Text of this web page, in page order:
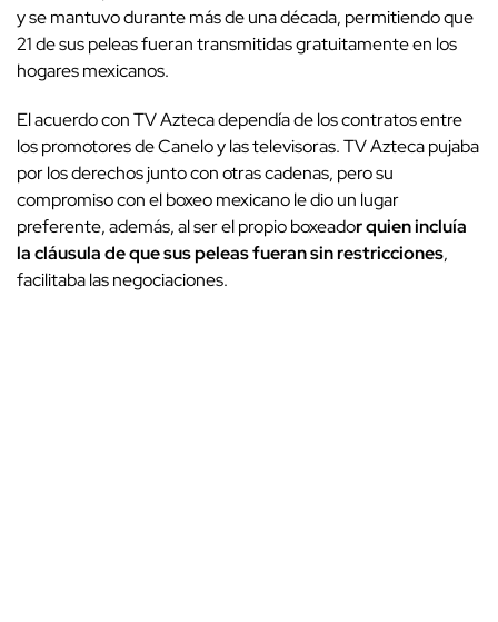
y se mantuvo durante más de una década, permitiendo que
21 de sus peleas fueran transmitidas gratuitamente en los
hogares mexicanos.
El acuerdo con TV Azteca dependía de los contratos entre
los promotores de Canelo y las televisoras. TV Azteca pujaba
por los derechos junto con otras cadenas, pero su
compromiso con el boxeo mexicano le dio un lugar
preferente, además, al ser el propio boxeador quien incluía
la cláusula de que sus peleas fueran sin restricciones,
facilitaba las negociaciones.